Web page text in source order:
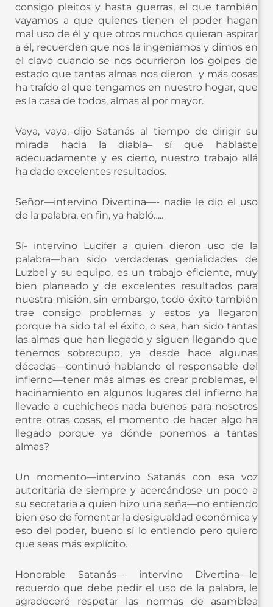
consigo pleitos y hasta guerras, el que también
vayamos a que quienes tienen el poder hagan
mal uso de él y que otros muchos quieran aspirar
a él, recuerden que nos la ingeniamos y dimos en
el clavo cuando se nos ocurrieron los golpes de
estado que tantas almas nos dieron y más cosas
ha traído el que tengamos en nuestro hogar, que
es la casa de todos, almas al por mayor.
Vaya, vaya,–dijo Satanás al tiempo de dirigir su
mirada hacia la diabla– sí que hablaste
adecuadamente y es cierto, nuestro trabajo allá
ha dado excelentes resultados.
Señor—intervino Divertina—- nadie le dio el uso
de la palabra, en fin, ya habló…..
Sí- intervino Lucifer a quien dieron uso de la
palabra—han sido verdaderas genialidades de
Luzbel y su equipo, es un trabajo eficiente, muy
bien planeado y de excelentes resultados para
nuestra misión, sin embargo, todo éxito también
trae consigo problemas y estos ya llegaron
porque ha sido tal el éxito, o sea, han sido tantas
las almas que han llegado y siguen llegando que
tenemos sobrecupo, ya desde hace algunas
décadas—continuó hablando el responsable del
infierno—tener más almas es crear problemas, el
hacinamiento en algunos lugares del infierno ha
llevado a cuchicheos nada buenos para nosotros
entre otras cosas, el momento de hacer algo ha
llegado porque ya dónde ponemos a tantas
almas?
Un momento—intervino Satanás con esa voz
autoritaria de siempre y acercándose un poco a
su secretaria a quien hizo una seña—no entiendo
bien eso de fomentar la desigualdad económica y
eso del poder, bueno sí lo entiendo pero quiero
que seas más explícito.
Honorable Satanás— intervino Divertina—le
recuerdo que debe pedir el uso de la palabra, le
agradeceré respetar las normas de asamblea